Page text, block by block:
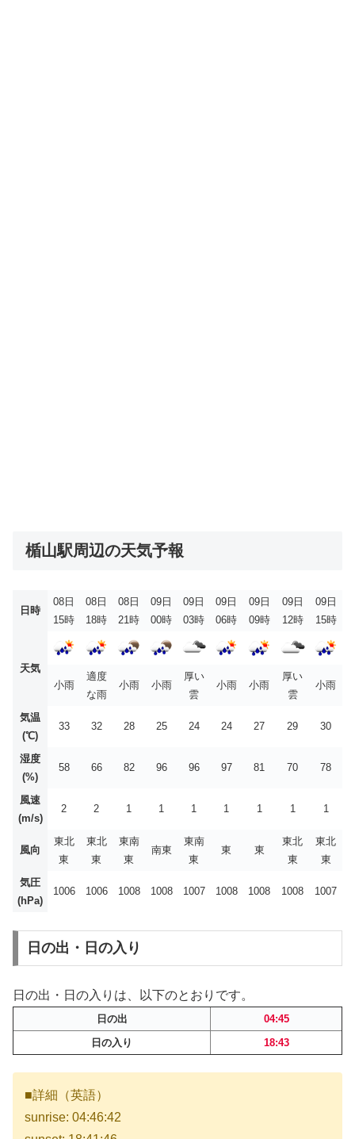
楯山駅周辺の天気予報
日時
08日
15時
08日
18時
08日
21時
09日
00時
09日
03時
09日
06時
09日
09時
09日
12時
09日
15時
天気
小雨
適度
な雨
小雨 小雨
厚い
雲
小雨 小雨
厚い
雲
小雨
気温
(℃)
33 32 28 25 24 24 27 29 30
湿度
(%)
58 66 82 96 96 97 81 70 78
風速
(m/s)
2 2 1 1 1 1 1 1 1
風向
東北
東
東北
東
東南
東
南東
東南
東
東 東
東北
東
東北
東
気圧
(hPa)
1006 1006 1008 1008 1007 1008 1008 1008 1007
日の出・日の入り
日の出・日の入りは、以下のとおりです。
日の出
04:45
日の入り
18:43
■詳細（英語）
sunrise: 04:46:42